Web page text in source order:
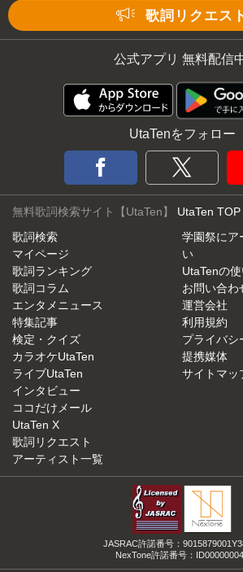
歌詞リクエス
公式アプリ 無料配信
UtaTenをフォロー
無料歌詞検索サイト【UtaTen】 UtaTen TOP
歌詞検索
マイページ
歌詞ランキング
歌詞コラム
エンタメニュース
特集記事
検定・クイズ
カラオケUtaTen
ライブUtaTen
インタビュー
ココだけメール
UtaTen X
歌詞リクエスト
アーティスト一覧
学園祭にア
い
UtaTenの
お問い合わ
運営会社
利用規約
プライバシ
提携媒体
サイトマッ
JASRAC許諾番号：
NexTone許諾番号：